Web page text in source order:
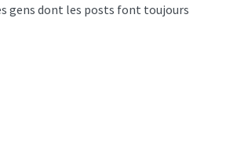
gens dont les posts font toujours